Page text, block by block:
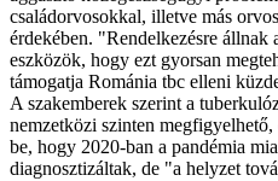
családorvosokkal, illetve más
érdekében. "Rendelkezésre állnak
eszközök, hogy ezt gyorsan
támogatja Románia tbc elleni
A szakemberek szerint a
nemzetközi szinten
be, hogy 2020-ban a pandémia
diagnosztizáltak, de "a helyzet